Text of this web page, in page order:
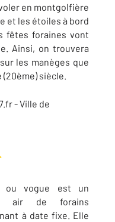
en montgolfière
et les étoiles à bord
fêtes foraines vont
Ainsi, on trouvera
les manèges que
(20ème) siècle.
ou vogue est un
air de forains
à date fixe. Elle